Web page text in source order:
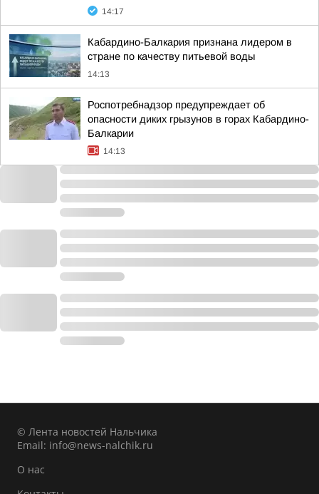
14:17
Кабардино-Балкария признана лидером в
стране по качеству питьевой воды
14:13
Роспотребнадзор предупреждает об
опасности диких грызунов в горах Кабардино-
Балкарии
14:13
© Лента новостей Нальчика
Email: info@news-nalchik.ru
О нас